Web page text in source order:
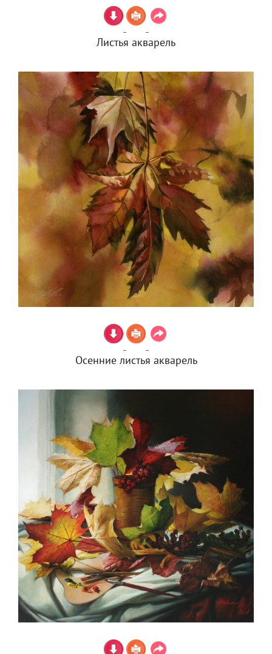
Листья акварель
Осенние листья акварель